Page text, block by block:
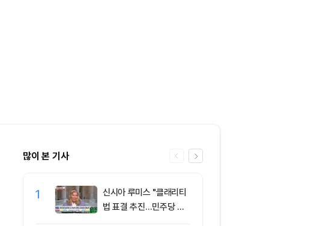
많이 본 기사
1
신시아 루미스 "클래리티
법 표결 추진…민주당 입